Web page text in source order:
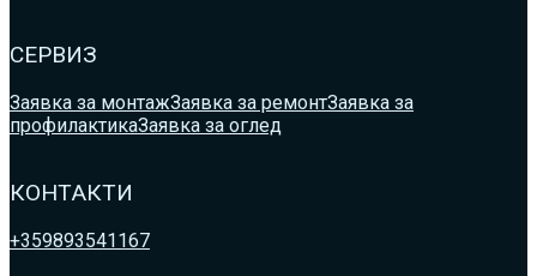
СЕРВИЗ
Заявка за монтажЗаявка за ремонтЗаявка за
профилактикаЗаявка за оглед
КОНТАКТИ
+359893541167